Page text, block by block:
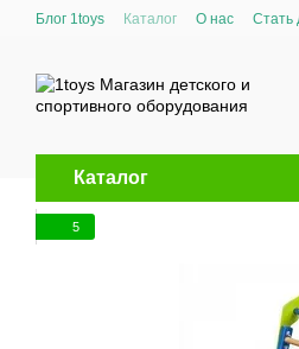
Перейти к основному контенту
Блог 1toys Каталог О нас Стать
Каталог
5